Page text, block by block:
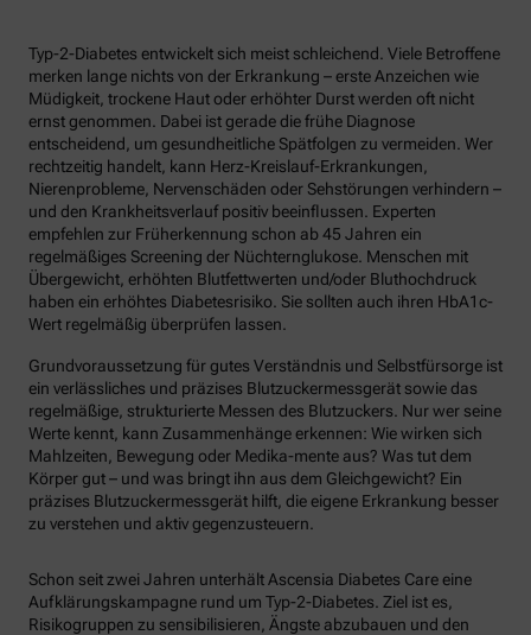
Typ-2-Diabetes entwickelt sich meist schleichend. Viele Betroffene
merken lange nichts von der Erkrankung – erste Anzeichen wie
Müdigkeit, trockene Haut oder erhöhter Durst werden oft nicht
ernst genommen. Dabei ist gerade die frühe Diagnose
entscheidend, um gesundheitliche Spätfolgen zu vermeiden. Wer
rechtzeitig handelt, kann Herz-Kreislauf-Erkrankungen,
Nierenprobleme, Nervenschäden oder Sehstörungen verhindern –
und den Krankheitsverlauf positiv beeinflussen. Experten
empfehlen zur Früherkennung schon ab 45 Jahren ein
regelmäßiges Screening der Nüchternglukose. Menschen mit
Übergewicht, erhöhten Blutfettwerten und/oder Bluthochdruck
haben ein erhöhtes Diabetesrisiko. Sie sollten auch ihren HbA1c-
Wert regelmäßig überprüfen lassen.
Grundvoraussetzung für gutes Verständnis und Selbstfürsorge ist
ein verlässliches und präzises Blutzuckermessgerät sowie das
regelmäßige, strukturierte Messen des Blutzuckers. Nur wer seine
Werte kennt, kann Zusammenhänge erkennen: Wie wirken sich
Mahlzeiten, Bewegung oder Medika-mente aus? Was tut dem
Körper gut – und was bringt ihn aus dem Gleichgewicht? Ein
präzises Blutzuckermessgerät hilft, die eigene Erkrankung besser
zu verstehen und aktiv gegenzusteuern.
Schon seit zwei Jahren unterhält Ascensia Diabetes Care eine
Aufklärungskampagne rund um Typ-2-Diabetes. Ziel ist es,
Risikogruppen zu sensibilisieren, Ängste abzubauen und den